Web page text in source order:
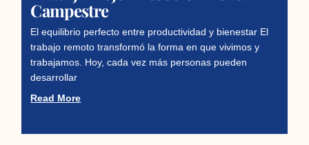
Campestre
El equilibrio perfecto entre productividad y bienestar El
trabajo remoto transformó la forma en que vivimos y
trabajamos. Hoy, cada vez más personas pueden
desarrollar
Read More